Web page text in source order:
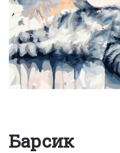
Барсик